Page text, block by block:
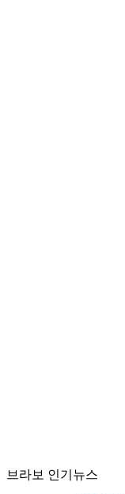
브라보 인기뉴스